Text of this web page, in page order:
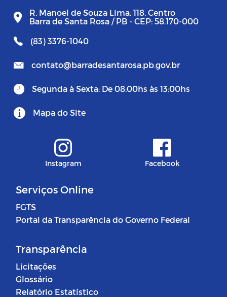
R. Manoel de Souza Lima, 118, Centro
Barra de Santa Rosa / PB - CEP: 58.170-000
(83) 3376-1040
contato@barradesantarosa.pb.gov.br
Segunda à Sexta: De 08:00hs às 13:00hs
Mapa do Site
Instagram Facebook
Serviços Online
FGTS
Portal da Transparência do Governo Federal
Transparência
Licitações
Glossário
Relatório Estatístico